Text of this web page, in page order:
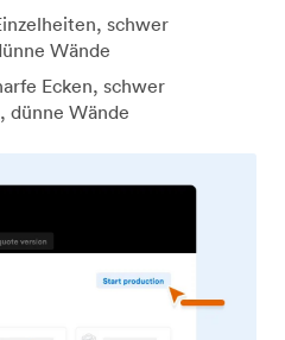
schwer
Wände
Ecken, schwer
dünne Wände